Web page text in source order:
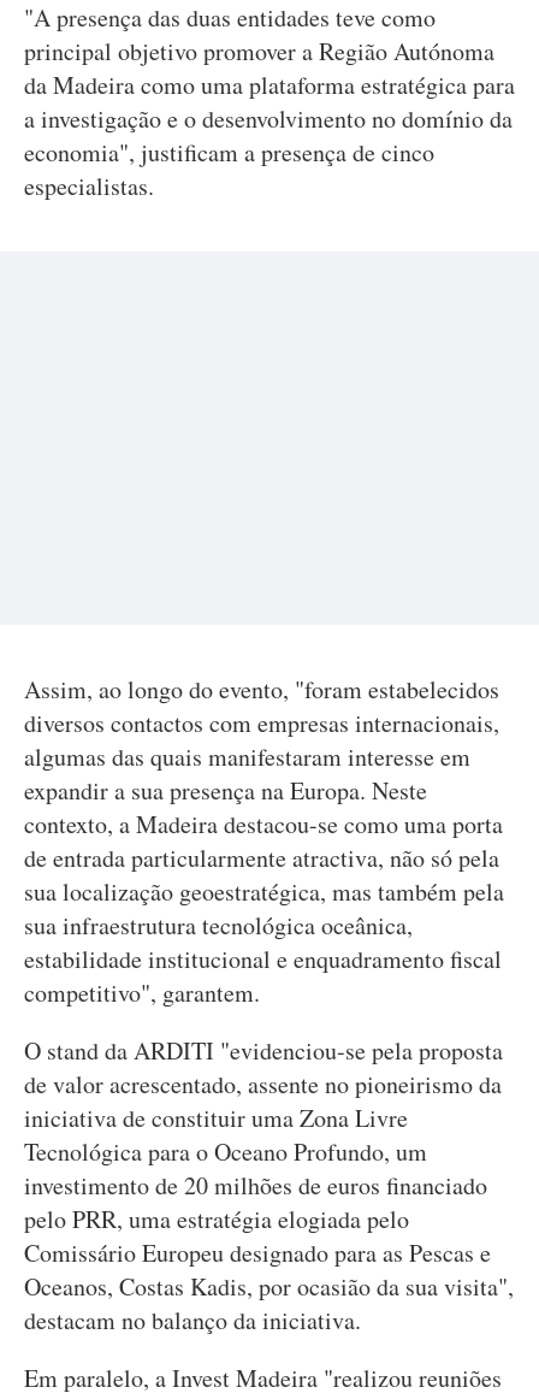
"A presença das duas entidades teve como
principal objetivo promover a Região Autónoma
da Madeira como uma plataforma estratégica para
a investigação e o desenvolvimento no domínio da
economia", justificam a presença de cinco
especialistas.
Assim, ao longo do evento, "foram estabelecidos
diversos contactos com empresas internacionais,
algumas das quais manifestaram interesse em
expandir a sua presença na Europa. Neste
contexto, a Madeira destacou-se como uma porta
de entrada particularmente atractiva, não só pela
sua localização geoestratégica, mas também pela
sua infraestrutura tecnológica oceânica,
estabilidade institucional e enquadramento fiscal
competitivo", garantem.
O stand da ARDITI "evidenciou-se pela proposta
de valor acrescentado, assente no pioneirismo da
iniciativa de constituir uma Zona Livre
Tecnológica para o Oceano Profundo, um
investimento de 20 milhões de euros financiado
pelo PRR, uma estratégia elogiada pelo
Comissário Europeu designado para as Pescas e
Oceanos, Costas Kadis, por ocasião da sua visita",
destacam no balanço da iniciativa.
Em paralelo, a Invest Madeira "realizou reuniões